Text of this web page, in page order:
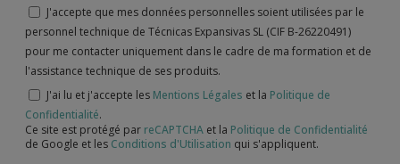
J'accepte que mes données personnelles soient utilisées par le
personnel technique de Técnicas Expansivas SL (CIF B-26220491)
pour me contacter uniquement dans le cadre de ma formation et de
l'assistance technique de ses produits.
J'ai lu et j'accepte les Mentions Légales et la Politique de
Confidentialité.
Ce site est protégé par reCAPTCHA et la Politique de Confidentialité
de Google et les Conditions d'Utilisation qui s'appliquent.